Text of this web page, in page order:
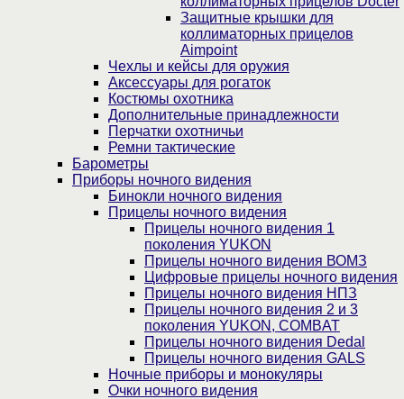
Защитные крышки для
коллиматорных прицелов
Aimpoint
Чехлы и кейсы для оружия
Аксессуары для рогаток
Костюмы охотника
Дополнительные принадлежности
Перчатки охотничьи
Ремни тактические
Барометры
Приборы ночного видения
Бинокли ночного видения
Прицелы ночного видения
Прицелы ночного видения 1
поколения YUKON
Прицелы ночного видения ВОМЗ
Цифровые прицелы ночного видения
Прицелы ночного видения НПЗ
Прицелы ночного видения 2 и 3
поколения YUKON, COMBAT
Прицелы ночного видения Dedal
Прицелы ночного видения GALS
Ночные приборы и монокуляры
Очки ночного видения